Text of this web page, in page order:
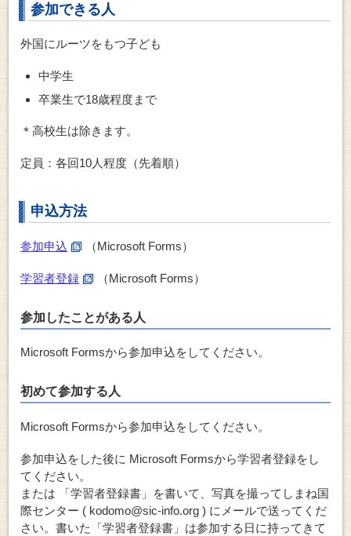
参加できる人
外国にルーツをもつ子ども
中学生
卒業生で18歳程度まで
＊高校生は除きます。
定員：各回10人程度（先着順）
申込方法
参加申込 （Microsoft Forms）
学習者登録 （Microsoft Forms）
参加したことがある人
Microsoft Formsから参加申込をしてください。
初めて参加する人
Microsoft Formsから参加申込をしてください。
参加申込をした後に Microsoft Formsから学習者登録をし
てください。
または
「学習者登録書」を書いて、写真を撮ってしまね国
際センター ( kodomo@sic-info.org ) にメールで送ってくだ
さい。書いた「学習者登録書」は参加する日に持ってきて